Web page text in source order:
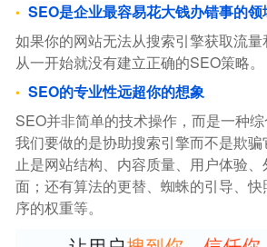
SEO是企业最容易花大钱办错事的领
如果你的网站无法从搜索引擎获取流量
从一开始就没有建立正确的SEO策略。
SEO的专业性远超你的想象
SEO并非简单的技术操作，而是一种综
我们要做的是协助搜索引擎而不是欺
止是网站结构、内容质量、用户体验
面；还有算法的更替、蜘蛛的引导、
序的权重等。